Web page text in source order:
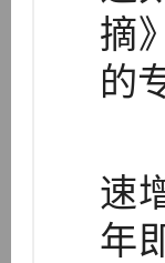
摘
的
速
年